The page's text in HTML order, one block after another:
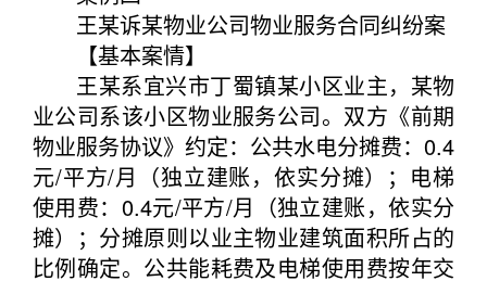
王某诉某物业公司物业服务合同纠纷案
【基本案情】
王某系宜兴市丁蜀镇某小区业主，某物
业公司系该小区物业服务公司。双方《前期
物业服务协议》约定：公共水电分摊费：0.4
元/平方/月（独立建账，依实分摊）；电梯
使用费：0.4元/平方/月（独立建账，依实分
摊）；分摊原则以业主物业建筑面积所占的
比例确定。公共能耗费及电梯使用费按年交